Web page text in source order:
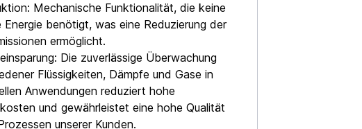
Mechanische Funktionalität, die keine
Energie benötigt, was eine Reduzierung der
ermöglicht.
Die zuverlässige Überwachung
Flüssigkeiten, Dämpfe und Gase in
Anwendungen reduziert hohe
und gewährleistet eine hohe Qualität
unserer Kunden.